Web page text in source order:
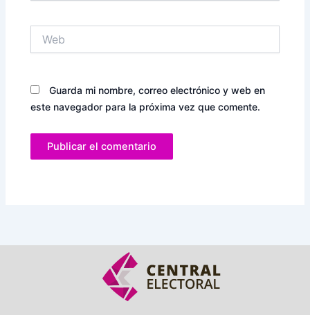
Guarda mi nombre, correo electrónico y web en
este navegador para la próxima vez que comente.